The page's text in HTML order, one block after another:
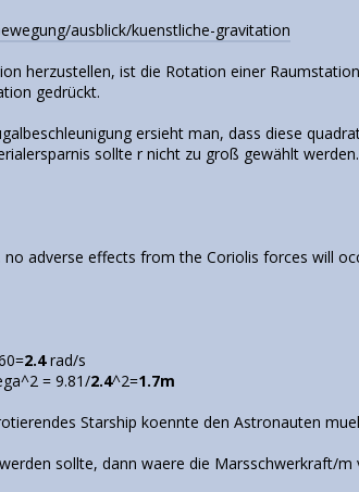
ausblick/kuenstliche-gravitation
herzustellen, ist die Rotation einer
gedrückt.
ersieht man, dass diese
sollte r nicht zu groß gewählt
adverse effects from the Coriolis forces will
2.4rad/s
= 9.81/2.4^2=1.7m
Starship koennte den Astronauten
sollte, dann waere die Marsschwerkraft/